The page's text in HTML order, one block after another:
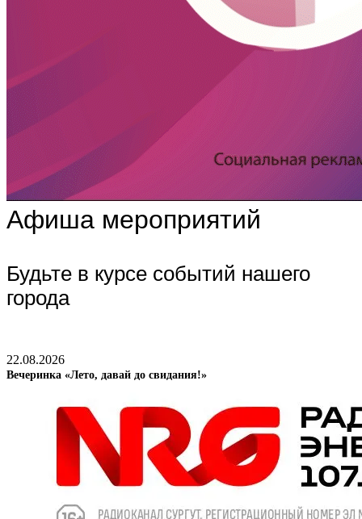
Афиша мероприятий
Будьте в курсе событий нашего
города
22.08.2026
Вечеринка «Лето, давай до свидания!»